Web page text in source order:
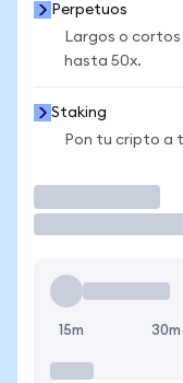
Perpetuos
Largos o
hasta 50x.
Staking
Pon tu cripto a
15m 30m